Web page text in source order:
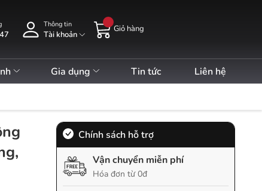
Thông tin
Tài khoản
Giỏ hàng
Gia dụng Tin tức Liên hệ
Chính sách hỗ trợ
Vận chuyển miễn phí
Hóa đơn từ 0đ